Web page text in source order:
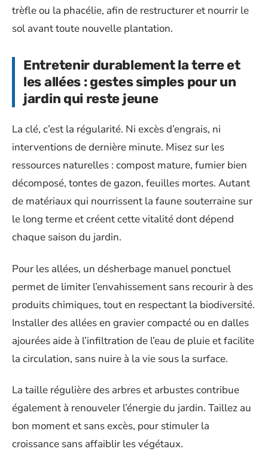
trèfle ou la phacélie, afin de restructurer et nourrir le
sol avant toute nouvelle plantation.
Entretenir durablement la terre et
les allées : gestes simples pour un
jardin qui reste jeune
La clé, c’est la régularité. Ni excès d’engrais, ni
interventions de dernière minute. Misez sur les
ressources naturelles : compost mature, fumier bien
décomposé, tontes de gazon, feuilles mortes. Autant
de matériaux qui nourrissent la faune souterraine sur
le long terme et créent cette vitalité dont dépend
chaque saison du jardin.
Pour les allées, un désherbage manuel ponctuel
permet de limiter l’envahissement sans recourir à des
produits chimiques, tout en respectant la biodiversité.
Installer des allées en gravier compacté ou en dalles
ajourées aide à l’infiltration de l’eau de pluie et facilite
la circulation, sans nuire à la vie sous la surface.
La taille régulière des arbres et arbustes contribue
également à renouveler l’énergie du jardin. Taillez au
bon moment et sans excès, pour stimuler la
croissance sans affaiblir les végétaux.